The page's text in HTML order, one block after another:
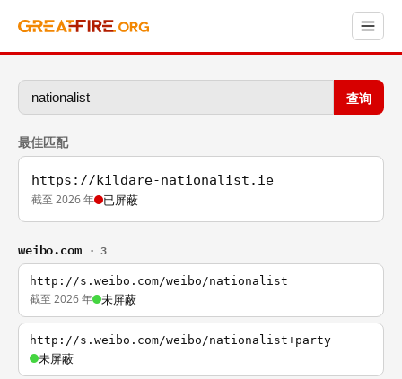
查询
最佳匹配
https://kildare-nationalist.ie
截至 2026 年 已屏蔽
weibo.com · 3
http://s.weibo.com/weibo/nationalist
截至 2026 年 未屏蔽
http://s.weibo.com/weibo/nationalist+party
未屏蔽